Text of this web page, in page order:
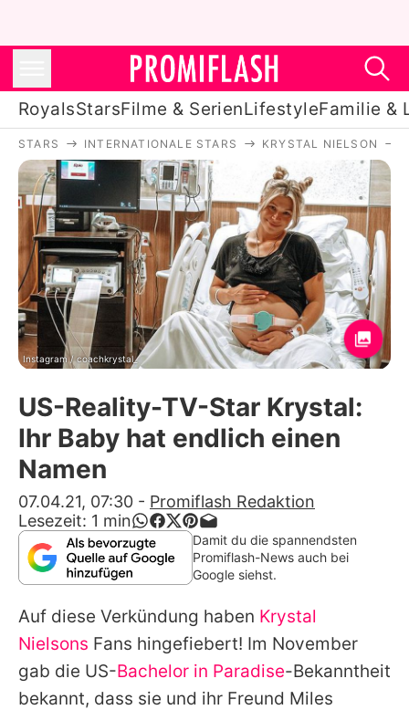
RoyalsStarsFilme & SerienLifestyleFamilie &
Royals
Stars
Filme & Serien
Lifestyle
Familie & Liebe
Promiflash Exklusiv
Alle Themen auf Promiflash
App runterladen
Team
Redaktionelle Richtlinien
Impressum
Datenschutzerklärung
Nutzungsbedingungen
STARS INTERNATIONALE STARS KRYSTAL NIELSON
Instagram / coachkrystal_
US-Reality-TV-Star Krystal:
Ihr Baby hat endlich einen
Namen
07.04.21, 07:30 - Promiflash Redaktion
Lesezeit: 1 min
Damit du die spannendsten
Promiflash-News auch bei
Google siehst.
Auf diese Verkündung haben Krystal
Nielsons Fans hingefiebert! Im November
gab die US-Bachelor in Paradise-Bekanntheit
bekannt, dass sie und ihr Freund Miles